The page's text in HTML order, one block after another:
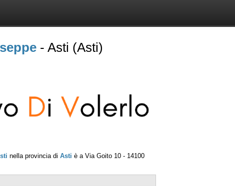
- Asti (Asti)
nella provincia di Asti è a Via Goito 10 - 14100